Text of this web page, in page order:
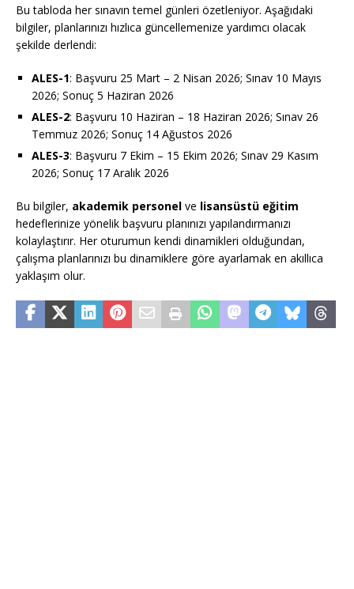
Bu tabloda her sınavın temel günleri özetleniyor. Aşağıdaki
bilgiler, planlarınızı hızlıca güncellemenize yardımcı olacak
şekilde derlendi:
ALES-1: Başvuru 25 Mart – 2 Nisan 2026; Sınav 10 Mayıs
2026; Sonuç 5 Haziran 2026
ALES-2: Başvuru 10 Haziran – 18 Haziran 2026; Sınav 26
Temmuz 2026; Sonuç 14 Ağustos 2026
ALES-3: Başvuru 7 Ekim – 15 Ekim 2026; Sınav 29 Kasım
2026; Sonuç 17 Aralık 2026
Bu bilgiler, akademik personel ve lisansüstü eğitim
hedeflerinize yönelik başvuru planınızı yapılandırmanızı
kolaylaştırır. Her oturumun kendi dinamikleri olduğundan,
çalışma planlarınızı bu dinamiklere göre ayarlamak en akıllıca
yaklaşım olur.